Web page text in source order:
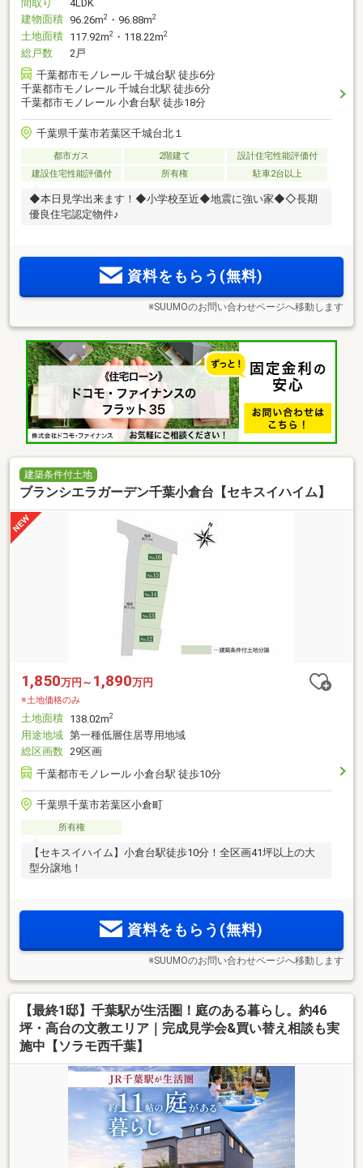
間取り
4LDK
建物面積 96.26m2 ・96.88m2
土地面積 117.92m2 ・118.22m2
総戸数
2戸
千葉都市モノレール 千城台駅 徒歩6分
千葉都市モノレール 千城台北駅 徒歩6分
千葉都市モノレール 小倉台駅 徒歩18分
千葉県千葉市若葉区千城台北１
都市ガス 2階建て
設計住宅性能評価付
建設住宅性能評価付
所有権 駐車2台以上
◆本日見学出来ます！◆小学校至近◆地震に強い家◆◇長期
優良住宅認定物件♪
資料をもらう(無料)
※SUUMOのお問い合わせページへ移動します
建築条件付土地
ブランシエラガーデン千葉小倉台【セキスイハイム】
1,850万円～ 1,890万円
※土地価格のみ
土地面積 138.02m2
用途地域 第一種低層住居専用地域
総区画数 29区画
千葉都市モノレール 小倉台駅 徒歩10分
千葉県千葉市若葉区小倉町
所有権
【セキスイハイム】小倉台駅徒歩10分！全区画41坪以上の大
型分譲地！
資料をもらう(無料)
※SUUMOのお問い合わせページへ移動します
【最終1邸】千葉駅が生活圏！庭のある暮らし。約46
坪・高台の文教エリア｜完成見学会&買い替え相談も実
施中【ソラモ西千葉】